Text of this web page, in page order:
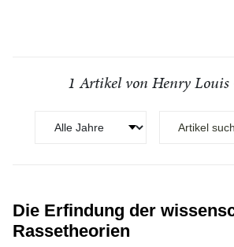
1 Artikel von Henry Louis
Die Erfindung der
Rassetheorien